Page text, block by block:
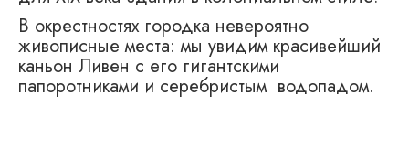
В окрестностях городка невероятно
живописные места: мы увидим красивейший
каньон Ливен c его гигантскими
папоротниками и серебристым водопадом.